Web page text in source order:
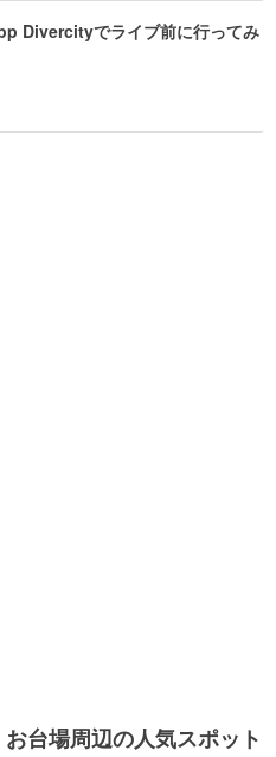
Divercityでライブ前に行ってみ
台場周辺の人気スポット